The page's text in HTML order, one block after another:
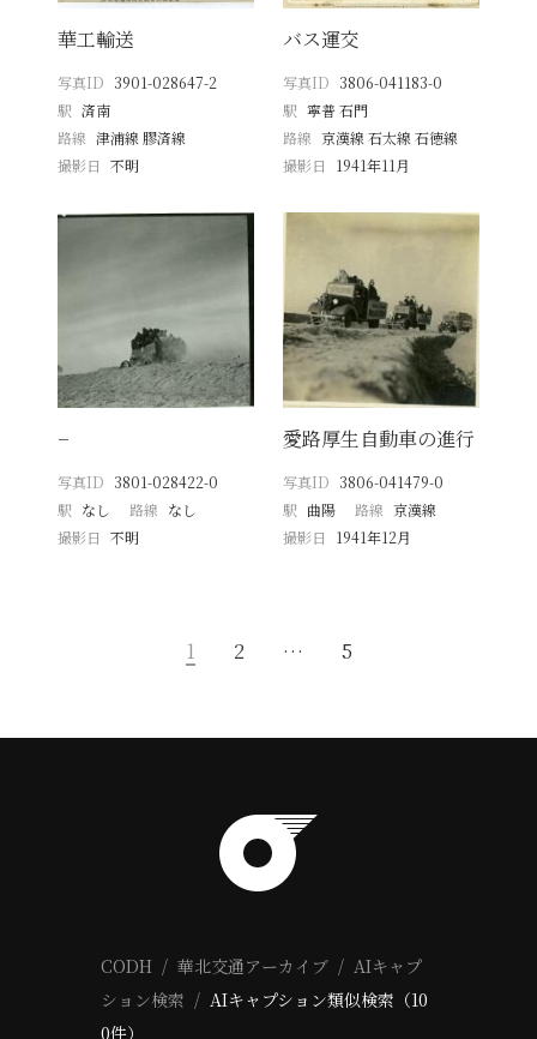
華工輸送
写真ID 3901-028647-2
駅 済南
路線 津浦線 膠済線
撮影日
不明
バス運交
写真ID 3806-041183-0
駅 寧普 石門
路線 京漢線 石太線 石徳線
撮影日
1941年11月
−
写真ID 3801-028422-0
駅 なし 路線 なし
撮影日
不明
愛路厚生自動車の進行
写真ID 3806-041479-0
駅 曲陽 路線 京漢線
撮影日
1941年12月
1 2 … 5
CODH 華北交通アーカイブ
AIキャプ
ション検索
AIキャプション類似検索（10
0件）